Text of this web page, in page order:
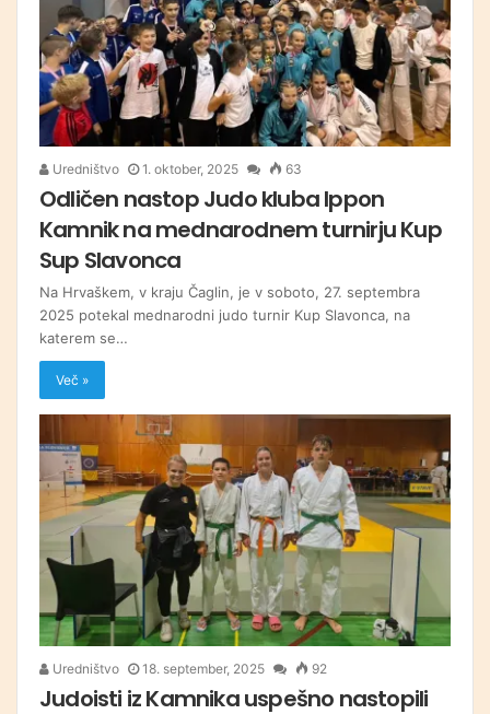
Uredništvo 1. oktober, 2025 63
Odličen nastop Judo kluba Ippon
Kamnik na mednarodnem turnirju Kup
Sup Slavonca
Na Hrvaškem, v kraju Čaglin, je v soboto, 27. septembra
2025 potekal mednarodni judo turnir Kup Slavonca, na
katerem se…
Več »
Uredništvo 18. september, 2025 92
Judoisti iz Kamnika uspešno nastopili